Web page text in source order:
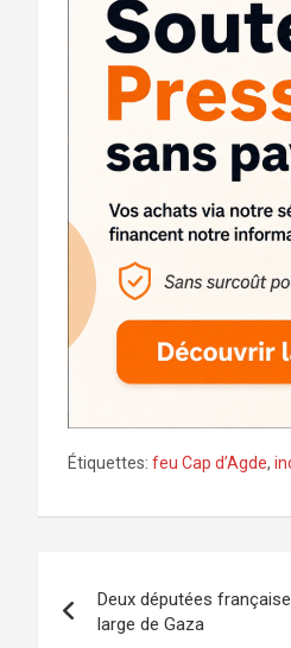
Étiquettes: feu Cap d’Agde,
de
Deux députées
large de Gaza